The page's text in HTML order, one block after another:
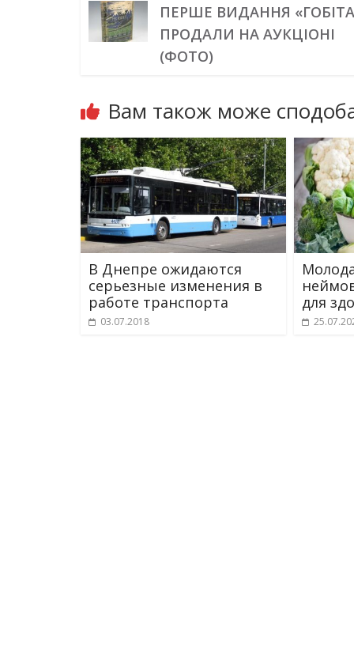
ПЕРШЕ ВИДАННЯ
ПРОДАЛИ НА АУКЦІОНІ
(ФОТО)
Вам також може
В Днепре ожидаются
серьезные изменения в
работе транспорта
03.07.2018
для